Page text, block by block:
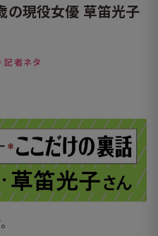
の現役女優 草笛光子
者ネタ